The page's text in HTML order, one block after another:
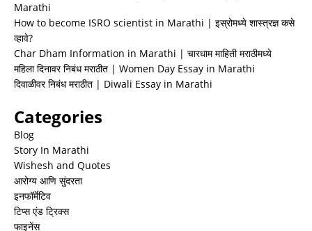
Marathi
How to become ISRO scientist in Marathi | इस्रोमध्ये शास्त्रज्ञ कसे
व्हावे?
Char Dham Information in Marathi | चारधाम माहिती मराठीमध्ये
महिला दिनावर निबंध मराठीत | Women Day Essay in Marathi
दिवाळीवर निबंध मराठीत | Diwali Essay in Marathi
Categories
Blog
Story In Marathi
Wishesh and Quotes
आरोग्य आणि सुंदरता
इनफॉर्मेटिव
टिप्स एंड ट्रिक्स
फाइनेंस